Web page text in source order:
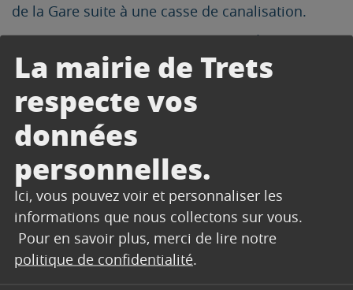
La mairie de Trets
respecte vos
données
personnelles.
Ici, vous pouvez voir et personnaliser les
informations que nous collectons sur vous.
Pour en savoir plus, merci de lire notre
politique de confidentialité.
de la Gare suite à une casse de canalisation.
Une intervention est en cours pour réparation et
rétablissement du réseau.
SERVICES TECHNIQUES
Secrétariat
Centre Technique Municipal